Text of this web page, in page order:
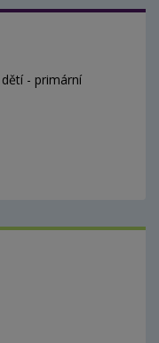
- primární